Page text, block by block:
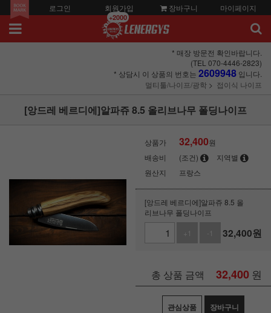
로그인 회원가입
+2000
장바구니 마이페이지
* 매장 방문전 확인바랍니다.
(TEL 070-4446-2823)
* 상담시 이 상품의 번호는 2609948 입니다.
멀티툴/나이프/광학
접이식 나이프
[앙드레 베르디에]알파쥬 8.5 올리브나무 폴딩나이프
상품가 32,400원
배송비
(조건)
지역별
원산지
프랑스
[앙드레 베르디에]알파쥬 8.5 올
리브나무 폴딩나이프
+1
-1 32,400원
총 상품 금액 32,400 원
관심상품 장바구니